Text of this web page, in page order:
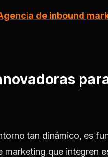
de inbound
tan dinámico, es
marketing que integren